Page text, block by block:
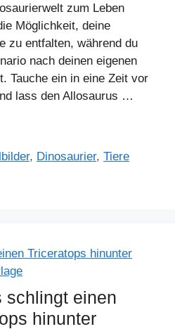
zum Leben
Möglichkeit, deine
zu entfalten, während du
nach deinen eigenen
Tauche ein in eine Zeit vor
lass den Allosaurus …
, Dinosaurier,Tiere
schlingt einen
hinunter